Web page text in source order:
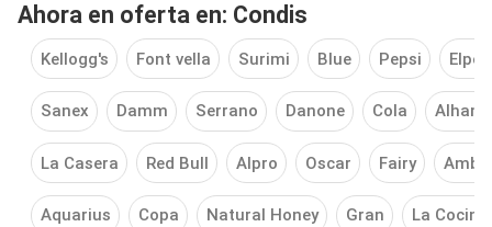
Ahora en oferta en: Condis
Kellogg's Font vella Surimi Blue Pepsi
Sanex Damm Serrano Danone Cola
La Casera Red Bull Alpro Oscar Fairy
Aquarius Copa Natural Honey Gran La